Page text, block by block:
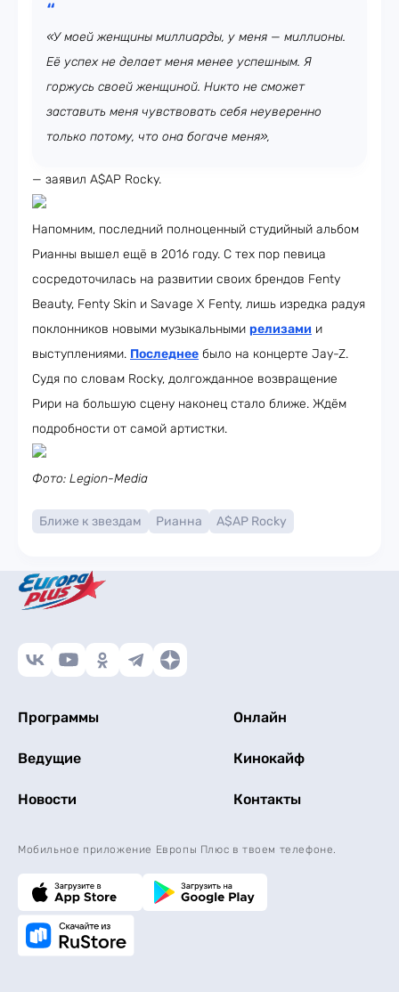
«У моей женщины миллиарды, у меня — миллионы.
Её успех не делает меня менее успешным. Я
горжусь своей женщиной. Никто не сможет
заставить меня чувствовать себя неуверенно
только потому, что она богаче меня»,
— заявил A$AP Rocky.
Напомним, последний полноценный студийный альбом
Рианны вышел ещё в 2016 году. С тех пор певица
сосредоточилась на развитии своих брендов Fenty
Beauty, Fenty Skin и Savage X Fenty, лишь изредка радуя
поклонников новыми музыкальными релизами и
выступлениями. Последнее было на концерте Jay-Z.
Судя по словам Rocky, долгожданное возвращение
Рири на большую сцену наконец стало ближе. Ждём
подробности от самой артистки.
Фото: Legion-Media
Ближе к звездам Рианна A$AP Rocky
Программы Онлайн
Ведущие Кинокайф
Новости Контакты
Мобильное приложение Европы Плюс в твоем телефоне.